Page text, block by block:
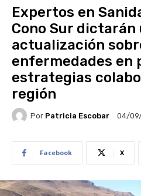
Expertos en
Cono Sur dictarán
actualización
enfermedades en
estrategias
región
Por Patricia Escobar 04/
Facebook X